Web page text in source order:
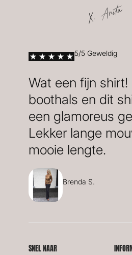
X. Anita
5/5 Geweldig
Wat een fijn shirt!
boothals en dit
een glamoreus
Lekker lange
mooie lengte.
Brenda S.
SNEL NAAR